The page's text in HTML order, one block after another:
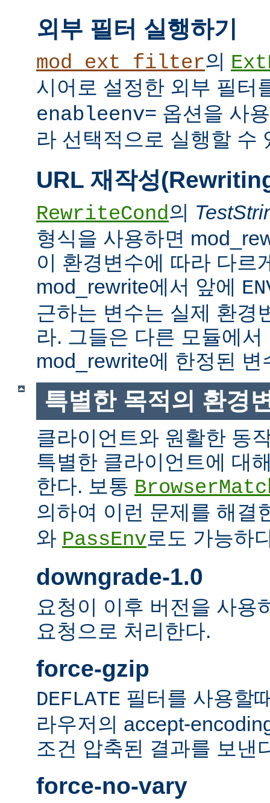
외부 필터 실행하기
mod_ext_filter의
시어로 설정한 외부 필터
enableenv= 옵션을 사
라 선택적으로 실행할 수
URL 재작성
RewriteCond의
형식을 사용하면
이 환경변수에 따라 다르
mod_rewrite에서 앞에
근하는 변수는 실제 환경
라. 그들은 다른 모듈에
mod_rewrite에 한정된 변
특별한 목적의 환경
클라이언트와 원활한 동
특별한 클라이언트에 대
한다. 보통
의하여 이런 문제를 해결
와 PassEnv로도 가능하
downgrade-1.0
요청이 이후 버전을 사용
요청으로 처리한다.
force-gzip
DEFLATE 필터를 사용할
라우저의 accept-
조건 압축된 결과를 보낸
force-no-vary